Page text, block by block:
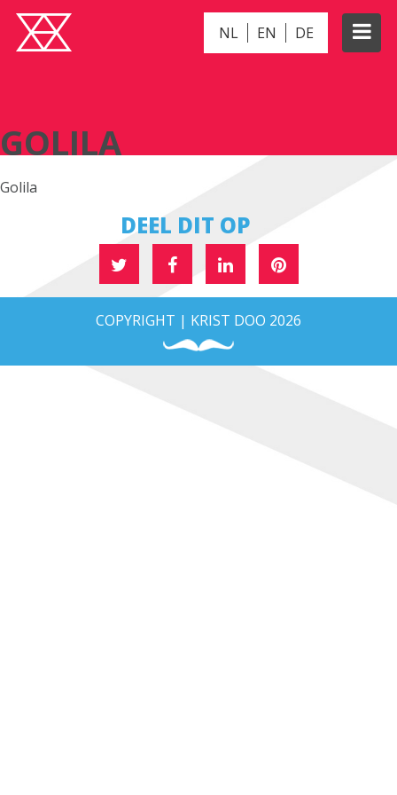
NL EN DE
GOLILA
Golila
DEEL DIT OP
COPYRIGHT | KRIST DOO 2026